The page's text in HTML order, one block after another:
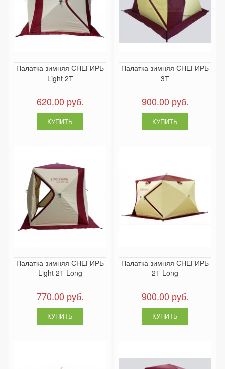
Палатка зимняя СНЕГИРЬ
Light 2Т
620.00 руб.
Палатка зимняя СНЕГИРЬ
3Т
900.00 руб.
Палатка зимняя СНЕГИРЬ
Light 2Т Long
770.00 руб.
Палатка зимняя СНЕГИРЬ
2Т Long
900.00 руб.